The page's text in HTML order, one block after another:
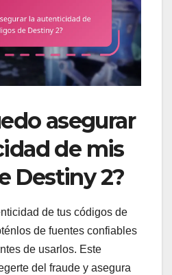
asegurar
de mis
Destiny 2?
de tus códigos de
de fuentes confiables
de usarlos. Este
del fraude y asegura